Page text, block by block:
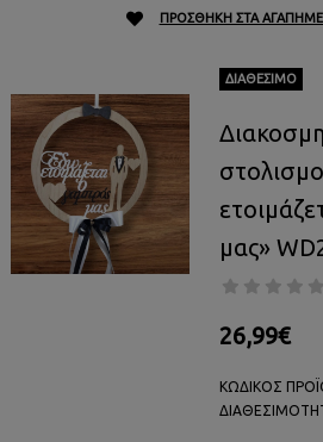
ΠΡΟΣΘΉΚΗ ΣΤΑ
ΔΙΑΘΈΣΙΜΟ
μας»
26,99€
ΚΩΔΙΚΌΣ